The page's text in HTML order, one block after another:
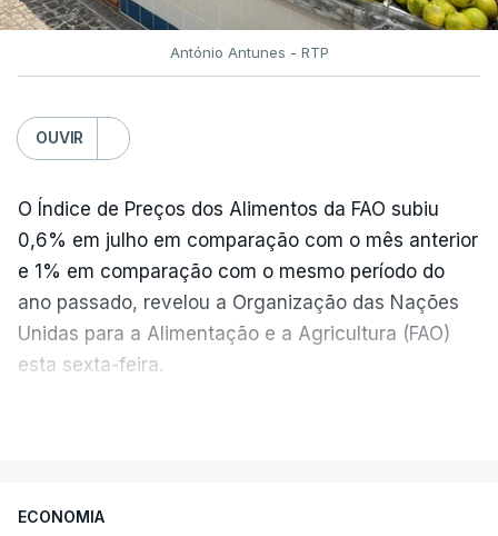
António Antunes - RTP
OUVIR
O Índice de Preços dos Alimentos da FAO subiu
0,6% em julho em comparação com o mês anterior
e 1% em comparação com o mesmo período do
ano passado, revelou a Organização das Nações
Unidas para a Alimentação e a Agricultura (FAO)
esta sexta-feira.
com ondas de calor no Verão e conflitos na
ECONOMIA